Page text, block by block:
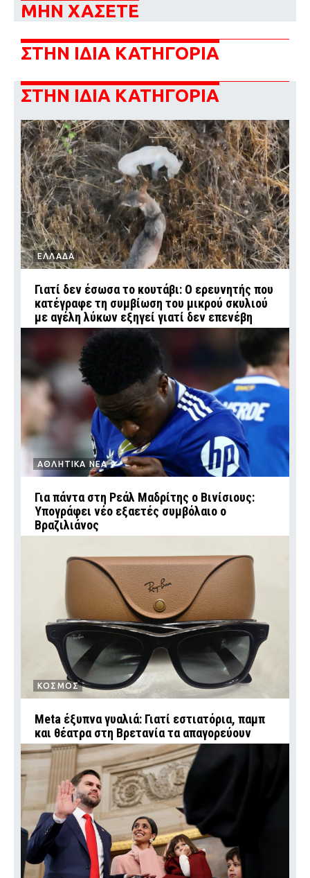
ΜΗΝ ΧΑΣΕΤΕ
ΣΤΗΝ ΙΔΙΑ ΚΑΤΗΓΟΡΙΑ
ΣΤΗΝ ΙΔΙΑ ΚΑΤΗΓΟΡΙΑ
ΕΛΛΑΔΑ
Γιατί δεν έσωσα το κουτάβι: Ο ερευνητής που
κατέγραφε τη συμβίωση του μικρού σκυλιού
με αγέλη λύκων εξηγεί γιατί δεν επενέβη
ΑΘΛΗΤΙΚΑ ΝΕΑ
Για πάντα στη Ρεάλ Μαδρίτης ο Βινίσιους:
Υπογράφει νέο εξαετές συμβόλαιο ο
Βραζιλιάνος
ΚΟΣΜΟΣ
Meta έξυπνα γυαλιά: Γιατί εστιατόρια, παμπ
και θέατρα στη Βρετανία τα απαγορεύουν